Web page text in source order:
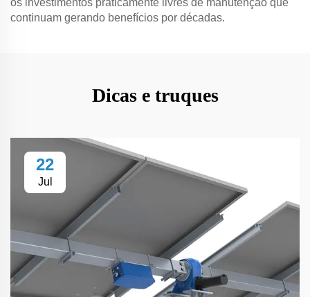
os investimentos praticamente livres de manutenção que
continuam gerando benefícios por décadas.
Dicas e truques
22
Jul